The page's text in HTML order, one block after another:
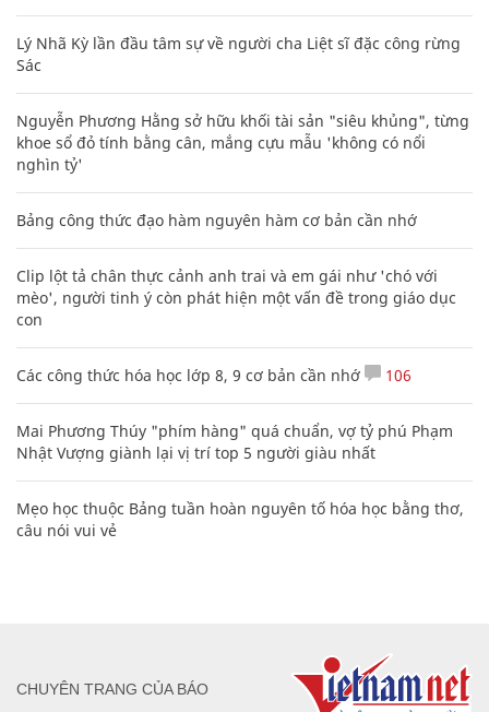
Lý Nhã Kỳ lần đầu tâm sự về người cha Liệt sĩ đặc công rừng
Sác
Nguyễn Phương Hằng sở hữu khối tài sản "siêu khủng", từng
khoe sổ đỏ tính bằng cân, mắng cựu mẫu 'không có nổi
nghìn tỷ'
Bảng công thức đạo hàm nguyên hàm cơ bản cần nhớ
Clip lột tả chân thực cảnh anh trai và em gái như 'chó với
mèo', người tinh ý còn phát hiện một vấn đề trong giáo dục
con
Các công thức hóa học lớp 8, 9 cơ bản cần nhớ 106
Mai Phương Thúy "phím hàng" quá chuẩn, vợ tỷ phú Phạm
Nhật Vượng giành lại vị trí top 5 người giàu nhất
Mẹo học thuộc Bảng tuần hoàn nguyên tố hóa học bằng thơ,
câu nói vui vẻ
CHUYÊN TRANG CỦA BÁO